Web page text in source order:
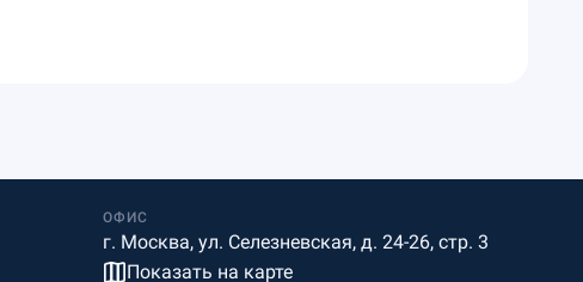
ОФИС
г. Москва, ул. Селезневская, д. 24-26, стр. 3
Показать на карте